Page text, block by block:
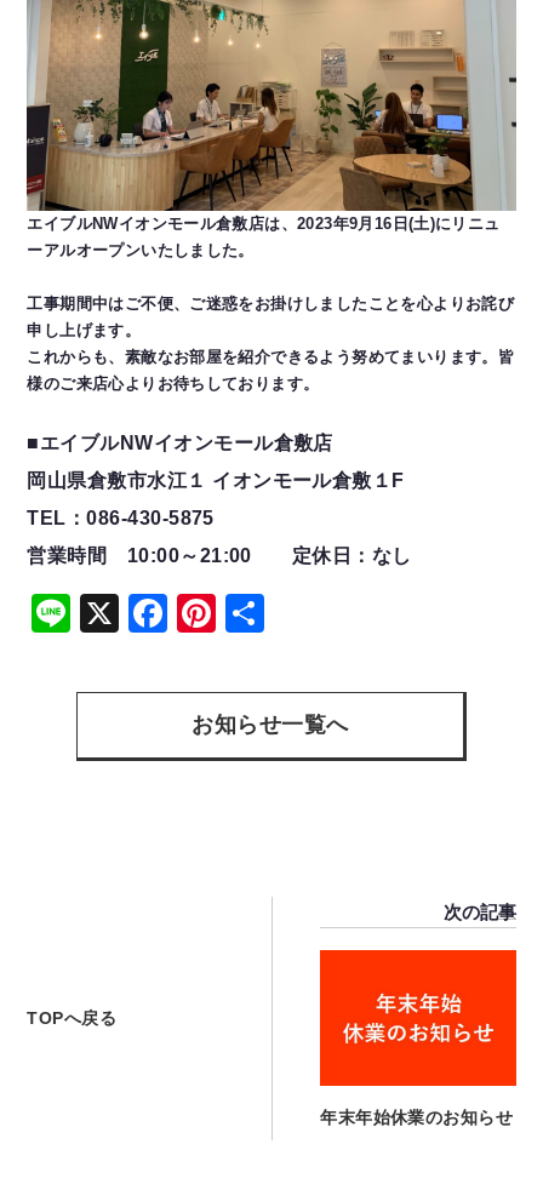
エイブルNWイオンモール倉敷店は、2023年9月16日(土)にリニュ
ーアルオープンいたしました。
工事期間中はご不便、ご迷惑をお掛けしましたことを心よりお詫び
申し上げます。
これからも、素敵なお部屋を紹介できるよう努めてまいります。皆
様のご来店心よりお待ちしております。
■エイブルNWイオンモール倉敷店
岡山県倉敷市水江１ イオンモール倉敷１F
TEL：086-430-5875
営業時間 10:00～21:00 定休日：なし
Line
X Facebook
Pinterest
お知らせ一覧へ
TOPへ戻る
次の記事
年末年始休業のお知らせ